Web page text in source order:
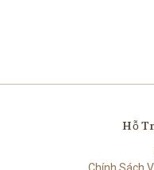
Hỗ
Chính Sách